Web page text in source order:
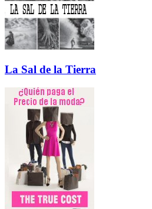
La Sal de la Tierra